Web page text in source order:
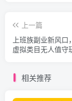
上一篇
上班族副业新风口
虚拟类目无人值守
相关推荐